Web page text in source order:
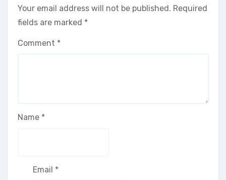
Your email address will not be published. Required
fields are marked *
Comment *
Name *
Email *